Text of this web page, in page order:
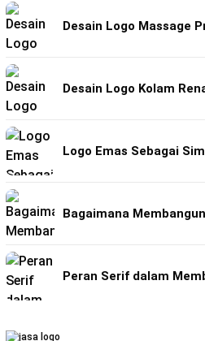
Desain Logo Massage
Desain Logo Kolam
Logo Emas Sebagai
Bagaimana
Peran Serif dalam